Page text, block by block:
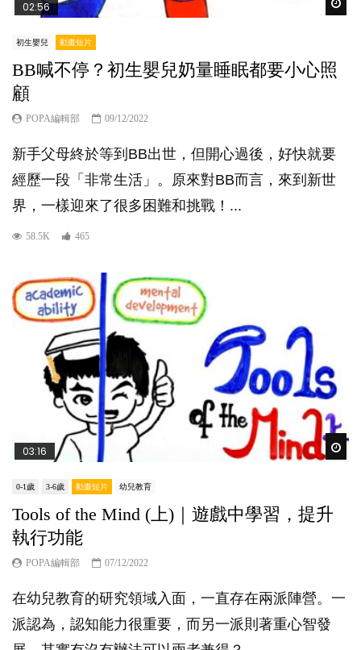
02:56
初生嬰兒 動畫短片
BB喊不停？初生嬰兒奶量睡眠都要小心照
顧
POPA編輯部 09/12/2022
新手父母終於等到BB出世，但開心過後，好快就要
經歷一段「非常生活」。原來對BB而言，來到新世
界，一樣迎來了很多困難和挑戰！...
58.5K 465
03:16
0-1歲 3-6歲 動畫短片 幼兒教育
Tools of the Mind (上)｜遊戲中學習，提升
執行功能
POPA編輯部 07/12/2022
在幼兒教育的研究領域入面，一直存在兩派陣營。一
派認為，認知能力很重要，而另一派則著重心智發